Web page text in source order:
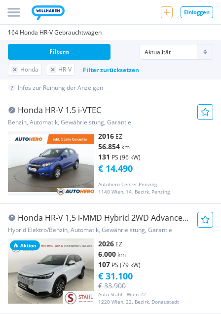
Einloggen
164 Honda HR-V Gebrauchtwagen
Honda HR-V Filter zurücksetzen
Filtern
Infos zur Reihung der Anzeigen
Honda HR-V 1.5 i-VTEC
Benzin, Automatik, Gewährleistung, Garantie
2016 EZ
56.854 km
131 PS (96 kW)
Autohero Center Penzing
1140 Wien, 14. Bezirk, Penzing
€ 14.490
Aktion
Honda HR-V 1,5 i-MMD Hybrid 2WD Advance
Aut.
Hybrid Elektro/Benzin, Automatik, Gewährleistung, Garantie
2026 EZ
6.000 km
107 PS (79 kW)
Auto Stahl - Wien 22
1220 Wien, 22. Bezirk, Donaustadt
€ 33.900
€ 31.100